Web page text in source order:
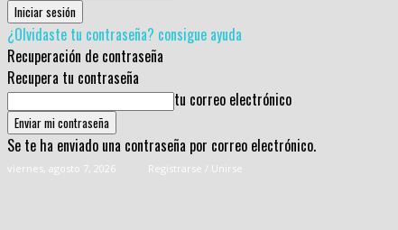
¿Olvidaste tu contraseña? consigue ayuda
Recuperación de contraseña
Recupera tu contraseña
tu correo electrónico
Se te ha enviado una contraseña por correo electrónico.
viernes, agosto 7, 2026 Registrarse / Unirse